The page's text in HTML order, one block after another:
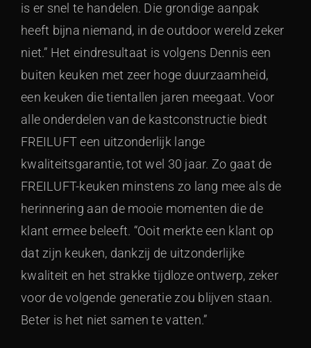
is er snel te handelen. Die grondige aanpak
heeft bijna niemand, in de outdoor wereld zeker
niet.” Het eindresultaat is volgens Dennis een
buiten keuken met zeer hoge duurzaamheid,
een keuken die tientallen jaren meegaat. Voor
alle onderdelen van de kastconstructie biedt
FREILUFT een uitzonderlijk lange
kwaliteitsgarantie, tot wel 30 jaar. Zo gaat de
FREILUFT-keuken minstens zo lang mee als de
herinnering aan de mooie momenten die de
klant ermee beleeft. “Ooit merkte een klant op
dat zijn keuken, dankzij de uitzonderlijke
kwaliteit en het strakke tijdloze ontwerp, zeker
voor de volgende generatie zou blijven staan.
Beter is het niet samen te vatten.”